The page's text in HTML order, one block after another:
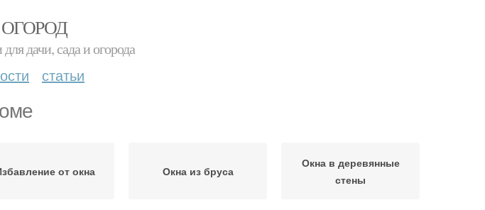
дачи, сада и огорода
статьи
от окна Окна из бруса
Окна в деревянные
стены